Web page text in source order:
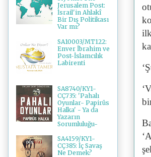
Jerusalem Post:
İsrail'in Ahlakî
Bir Dış Politikası
Var mı?
SA10003/MT122:
Enver İbrahim ve
Post-İslamcılık
Labirenti
SA8740/KY1-
CÇ735: 'Pahalı
Oyunlar- Papirüs
Halka' - Ya da
Yazarın
Sorumluluğu-
SA4159/KY1-
CÇ385: İç Savaş
Ne Demek?